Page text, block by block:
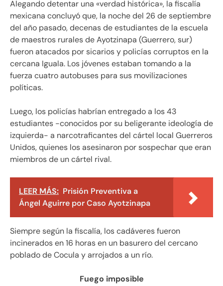
Alegando detentar una «verdad histórica», la fiscalía
mexicana concluyó que, la noche del 26 de septiembre
del año pasado, decenas de estudiantes de la escuela
de maestros rurales de Ayotzinapa (Guerrero, sur)
fueron atacados por sicarios y policías corruptos en la
cercana Iguala. Los jóvenes estaban tomando a la
fuerza cuatro autobuses para sus movilizaciones
políticas.
Luego, los policías habrían entregado a los 43
estudiantes -conocidos por su beligerante ideología de
izquierda- a narcotraficantes del cártel local Guerreros
Unidos, quienes los asesinaron por sospechar que eran
miembros de un cártel rival.
LEER MÁS: Prisión Preventiva a
Ángel Aguirre por Caso Ayotzinapa
Siempre según la fiscalía, los cadáveres fueron
incinerados en 16 horas en un basurero del cercano
poblado de Cocula y arrojados a un río.
Fuego imposible